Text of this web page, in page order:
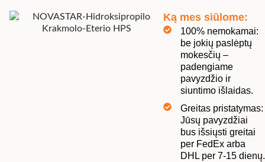
Ką mes siūlome:
100% nemokamai:
be jokių paslėptų
mokesčių –
padengiame
pavyzdžio ir
siuntimo išlaidas.
Greitas pristatymas:
Jūsų pavyzdžiai
bus išsiųsti greitai
per FedEx arba
DHL per 7-15 dienų.